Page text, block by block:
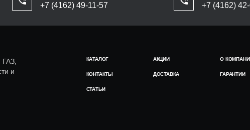
+7 (4162) 49-11-57 +7 (4162)
и
КАТАЛОГ АКЦИИ О
КОНТАКТЫ ДОСТАВКА ГАРАНТИИ
СТАТЬИ